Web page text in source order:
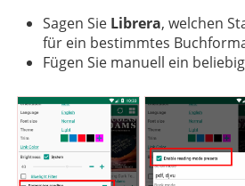
Sagen Sie Librera, welchen
für ein bestimmtes
Fügen Sie manuell ein